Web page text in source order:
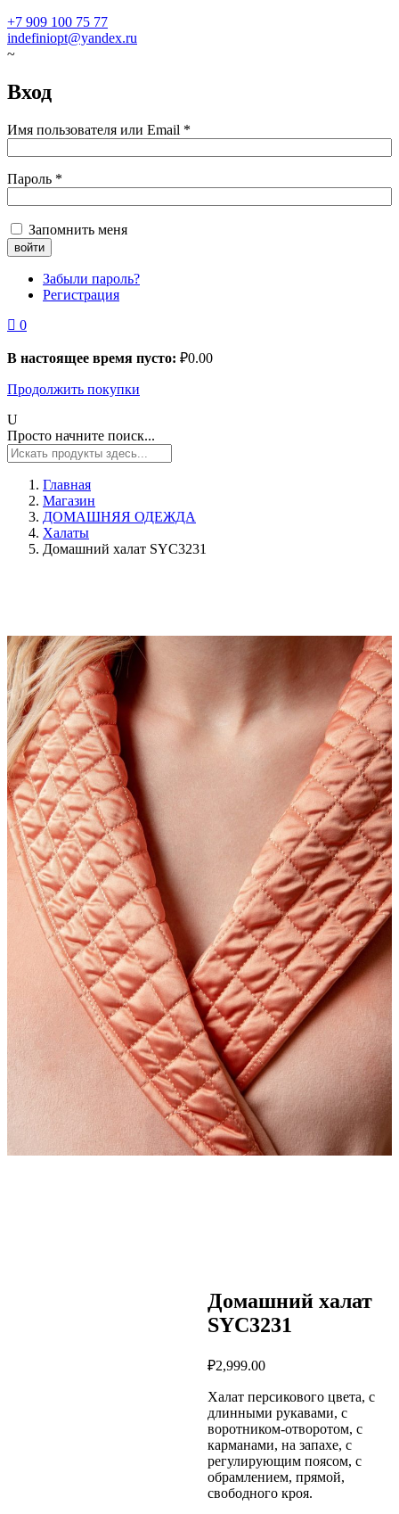
+7 909 100 75 77
indefiniopt@yandex.ru
Вход
Имя пользователя или Email *
Пароль *
Запомнить меня
Забыли пароль?
Регистрация
0
В настоящее время пусто: ₽0.00
Продолжить покупки
Просто начните поиск...
Главная
Магазин
ДОМАШНЯЯ ОДЕЖДА
Халаты
Домашний халат SYC3231
Домашний халат
SYC3231
₽2,999.00
Халат персикового цвета, с
длинными рукавами, с
воротником-отворотом, с
карманами, на запахе, с
регулирующим поясом, с
обрамлением, прямой,
свободного кроя.